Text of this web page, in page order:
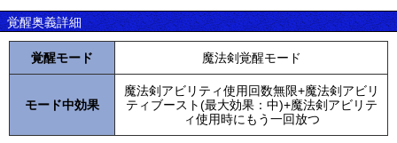
覚醒奥義詳細
覚醒モード 魔法剣覚醒モード
モード中効果
魔法剣アビリティ使用回数無限+魔法剣アビリ
ティブースト(最大効果：中)+魔法剣アビリテ
ィ使用時にもう一回放つ